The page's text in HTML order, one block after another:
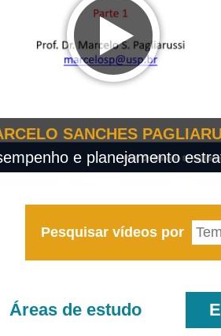
SANCHES
e planejamento
Pesquisar vídeos por
Áreas de estudo